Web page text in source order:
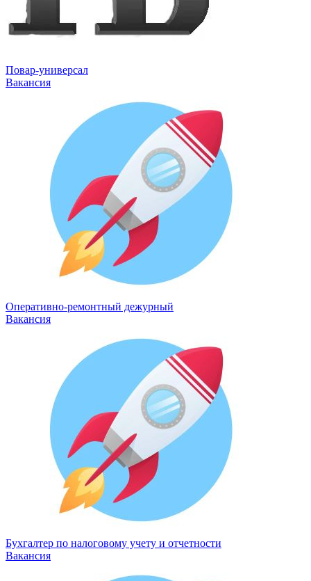
Повар-универсал
Вакансия
Оперативно-ремонтный дежурный
Вакансия
Бухгалтер по налоговому учету и отчетности
Вакансия